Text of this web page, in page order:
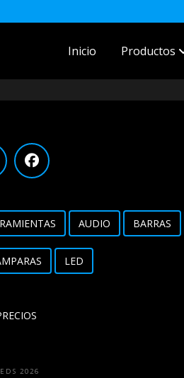
Inicio Productos
AUDIO BARRAS
LED
2026